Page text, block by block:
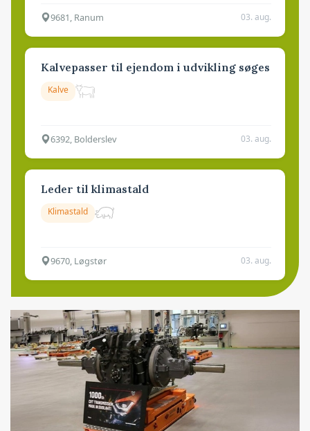
9681, Ranum 03. aug.
Kalvepasser til ejendom i udvikling søges
Kalve
6392, Bolderslev 03. aug.
Leder til klimastald
Klimastald
9670, Løgstør 03. aug.